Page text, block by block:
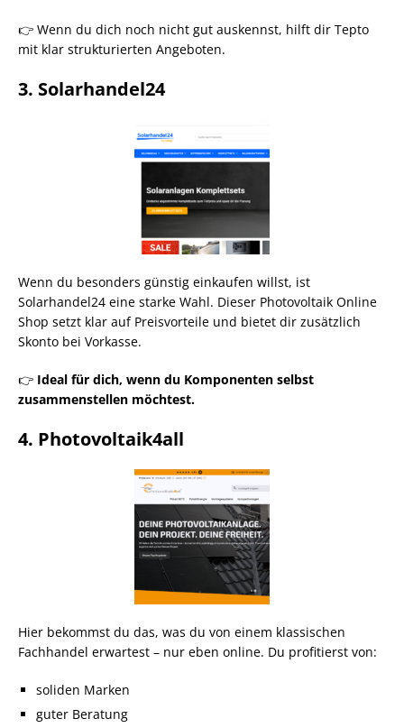
👉 Wenn du dich noch nicht gut auskennst, hilft dir Tepto
mit klar strukturierten Angeboten.
3. Solarhandel24
Wenn du besonders günstig einkaufen willst, ist
Solarhandel24 eine starke Wahl. Dieser Photovoltaik Online
Shop setzt klar auf Preisvorteile und bietet dir zusätzlich
Skonto bei Vorkasse.
👉 Ideal für dich, wenn du Komponenten selbst
zusammenstellen möchtest.
4. Photovoltaik4all
Hier bekommst du das, was du von einem klassischen
Fachhandel erwartest – nur eben online. Du profitierst von:
soliden Marken
guter Beratung